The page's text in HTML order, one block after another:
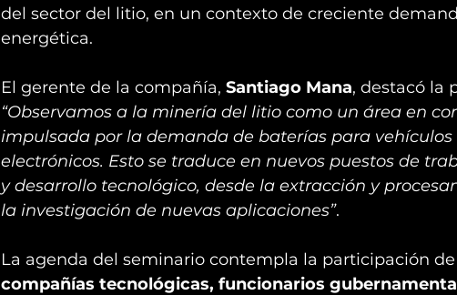
del sector del litio, en un contexto de creciente
energética.
El gerente de la compañía, Santiago Mana, destacó la
“Observamos a la minería del litio como un área en
impulsada por la demanda de baterías para vehículos
electrónicos. Esto se traduce en nuevos puestos de
y desarrollo tecnológico, desde la extracción y
la investigación de nuevas aplicaciones”.
La agenda del seminario contempla la participación de
compañías tecnológicas, funcionarios